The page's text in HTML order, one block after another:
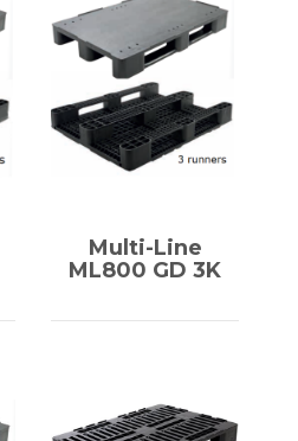
Multi-Line
ML800 GD 3K